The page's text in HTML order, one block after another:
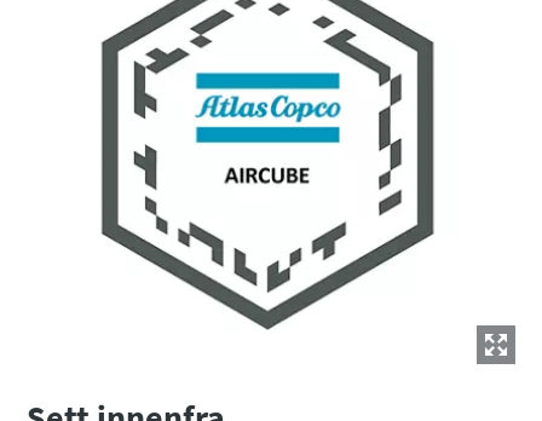
Alt du trenger å vite om din pneumatiske
transportprosess
Oppdag hvordan du kan skape en mer effektiv pneumatisk